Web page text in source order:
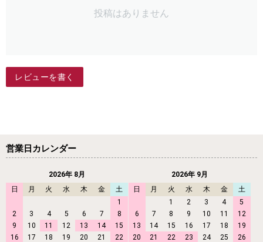
投稿はありません
レビューを書く
営業日カレンダー
2026年 8月
日
月 火 水 木 金
土
1
2
3 4 5 6 7
8
9
10 11 12 13 14
15
16
17 18 19 20 21
22
2026年 9月
日
月 火 水 木 金
土
1
2 3 4
5
6
7 8 9 10 11
12
13
14 15 16 17 18
19
20
21 22 23 24 25
26